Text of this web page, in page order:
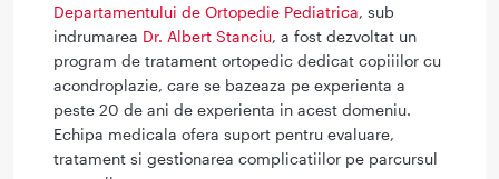
Departamentului de Ortopedie Pediatrica, sub
indrumarea Dr. Albert Stanciu, a fost dezvoltat un
program de tratament ortopedic dedicat copiiilor cu
acondroplazie, care se bazeaza pe experienta a
peste 20 de ani de experienta in acest domeniu.
Echipa medicala ofera suport pentru evaluare,
tratament si gestionarea complicatiilor pe parcursul